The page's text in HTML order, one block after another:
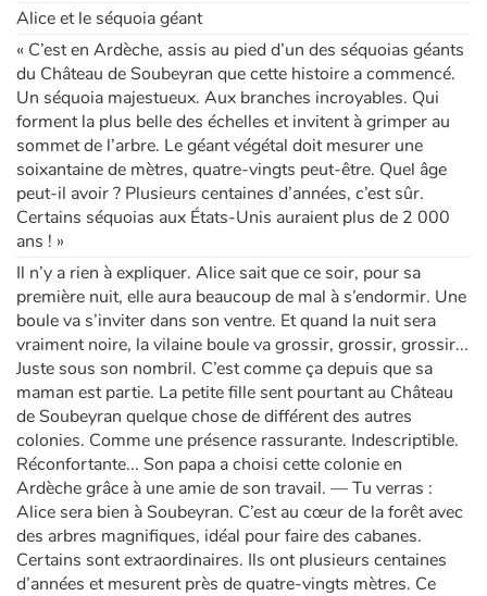
Alice et le séquoia géant
« C’est en Ardèche, assis au pied d’un des séquoias géants
du Château de Soubeyran que cette histoire a commencé.
Un séquoia majestueux. Aux branches incroyables. Qui
forment la plus belle des échelles et invitent à grimper au
sommet de l’arbre. Le géant végétal doit mesurer une
soixantaine de mètres, quatre-vingts peut-être. Quel âge
peut-il avoir ? Plusieurs centaines d’années, c’est sûr.
Certains séquoias aux États-Unis auraient plus de 2 000
ans ! »
Il n’y a rien à expliquer. Alice sait que ce soir, pour sa
première nuit, elle aura beaucoup de mal à s’endormir. Une
boule va s’inviter dans son ventre. Et quand la nuit sera
vraiment noire, la vilaine boule va grossir, grossir, grossir...
Juste sous son nombril. C’est comme ça depuis que sa
maman est partie. La petite fille sent pourtant au Château
de Soubeyran quelque chose de différent des autres
colonies. Comme une présence rassurante. Indescriptible.
Réconfortante... Son papa a choisi cette colonie en
Ardèche grâce à une amie de son travail. — Tu verras :
Alice sera bien à Soubeyran. C’est au cœur de la forêt avec
des arbres magnifiques, idéal pour faire des cabanes.
Certains sont extraordinaires. Ils ont plusieurs centaines
d’années et mesurent près de quatre-vingts mètres. Ce